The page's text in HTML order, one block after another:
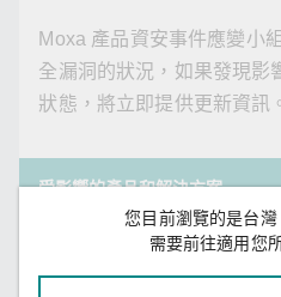
Moxa 產品資安事件應變小
全漏洞的狀況，如果發現影
狀態，將立即提供更新資訊。
受影響的產品和解決方案
受影響的產品：
您目前瀏覽的是台灣
需要前往適用您